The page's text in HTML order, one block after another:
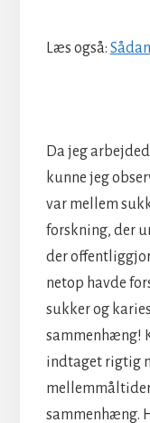
Læs også:
Da jeg
kunne jeg
var mellem
forskning, der
der
netop havde
sukker og
sammenhæng!
indtaget rigtig
sammenhæng.